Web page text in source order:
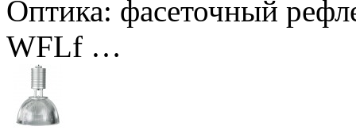
Оптика: фасеточный
WFLf …